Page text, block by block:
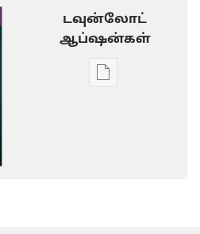
டவுன்லோட்
ஆப்ஷன்கள்
டிஜிட்டல்